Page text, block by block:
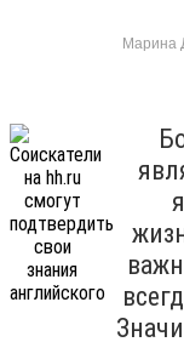
Марина